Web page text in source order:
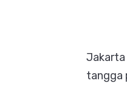
Jakarta
tangga